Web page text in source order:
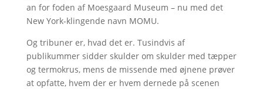
an for foden af Moesgaard Museum – nu med det
New York-klingende navn MOMU.
Og tribuner er, hvad det er. Tusindvis af
publikummer sidder skulder om skulder med tæpper
og termokrus, mens de missende med øjnene prøver
at opfatte, hvem der er hvem dernede på scenen